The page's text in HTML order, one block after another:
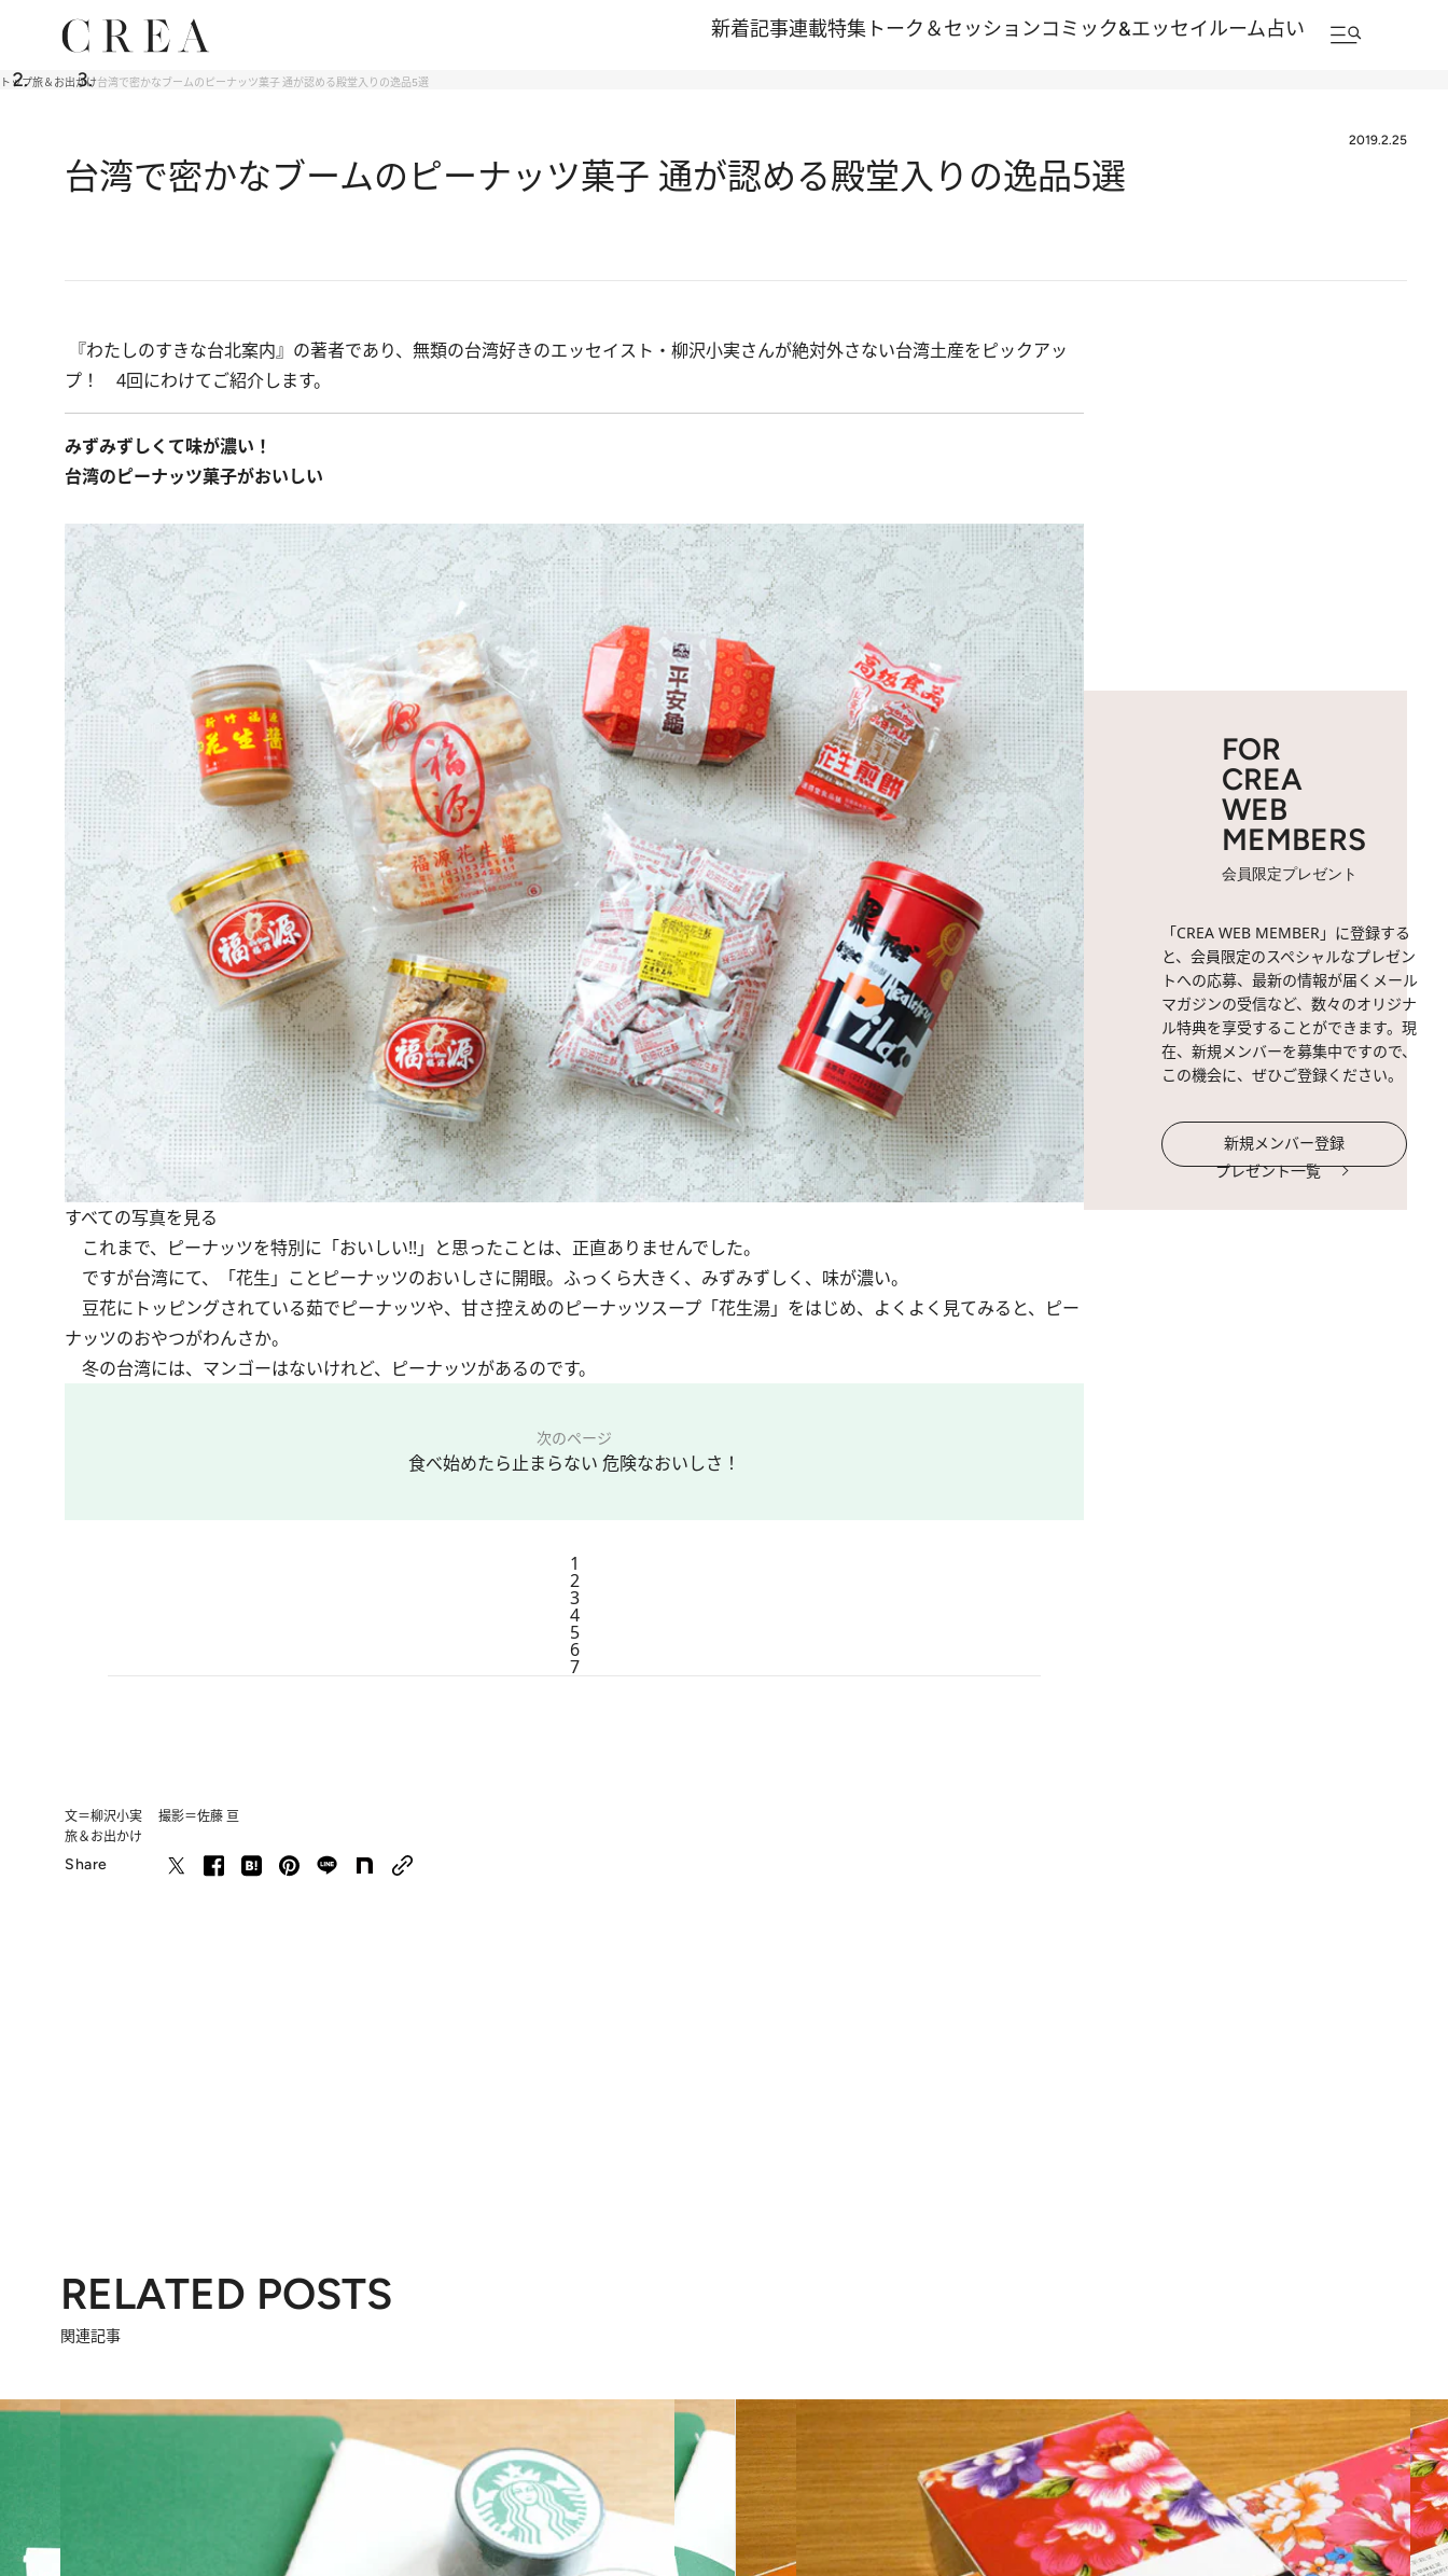
新着記事連載特集 トーク＆セッションコミック&エッセイルーム占い
トップ旅＆お出かけ台湾で密かなブームのピーナッツ菓子 通が認める殿堂入りの逸品5選
2019.2.25
台湾で密かなブームのピーナッツ菓子 通が認める殿堂入りの逸品5選
『わたしのすきな台北案内』の著者であり、無類の台湾好きのエッセイスト・柳沢小実さんが絶対外さない台湾土産をピックアッ
プ！ 4回にわけてご紹介します。
みずみずしくて味が濃い！
台湾のピーナッツ菓子がおいしい
すべての写真を見る
これまで、ピーナッツを特別に「おいしい!!」と思ったことは、正直ありませんでした。
ですが台湾にて、「花生」ことピーナッツのおいしさに開眼。ふっくら大きく、みずみずしく、味が濃い。
豆花にトッピングされている茹でピーナッツや、甘さ控えめのピーナッツスープ「花生湯」をはじめ、よくよく見てみると、ピー
ナッツのおやつがわんさか。
冬の台湾には、マンゴーはないけれど、ピーナッツがあるのです。
次のページ
食べ始めたら止まらない 危険なおいしさ！
1
2
3
4
5
6
7
文＝柳沢小実 撮影＝佐藤 亘
旅＆お出かけ
Share
FOR
CREA
WEB
MEMBERS
会員限定プレゼント
「CREA WEB MEMBER」に登録する
と、会員限定のスペシャルなプレゼン
トへの応募、最新の情報が届くメール
マガジンの受信など、数々のオリジナ
ル特典を享受することができます。現
在、新規メンバーを募集中ですので、
この機会に、ぜひご登録ください。
新規メンバー登録
プレゼント一覧
RELATED POSTS
関連記事